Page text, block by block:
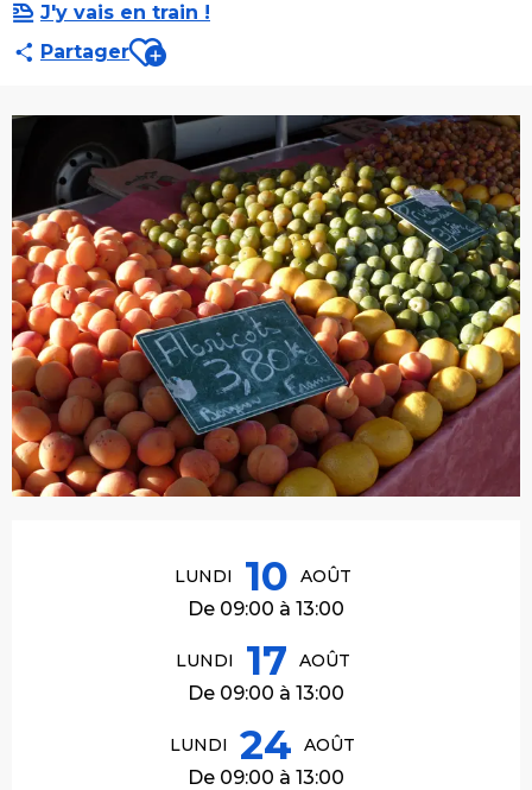
J'y vais en train !
PartagerAjouter aux favoris
LUNDI 10 AOÛT
De 09:00 à 13:00
LUNDI 17 AOÛT
De 09:00 à 13:00
LUNDI 24 AOÛT
De 09:00 à 13:00